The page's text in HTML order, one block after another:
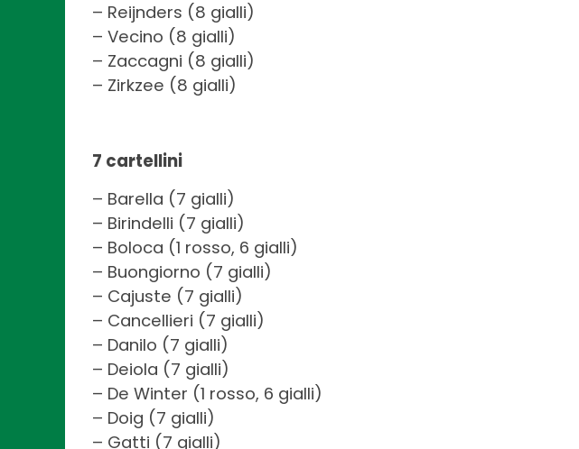
– Reijnders (8 gialli)
– Vecino (8 gialli)
– Zaccagni (8 gialli)
– Zirkzee (8 gialli)
7 cartellini
– Barella (7 gialli)
– Birindelli (7 gialli)
– Boloca (1 rosso, 6 gialli)
– Buongiorno (7 gialli)
– Cajuste (7 gialli)
– Cancellieri (7 gialli)
– Danilo (7 gialli)
– Deiola (7 gialli)
– De Winter (1 rosso, 6 gialli)
– Doig (7 gialli)
– Gatti (7 gialli)